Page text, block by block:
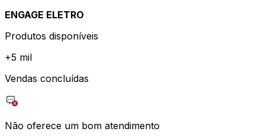
ENGAGE ELETRO
Produtos disponíveis
+5 mil
Vendas concluídas
Não oferece um bom atendimento